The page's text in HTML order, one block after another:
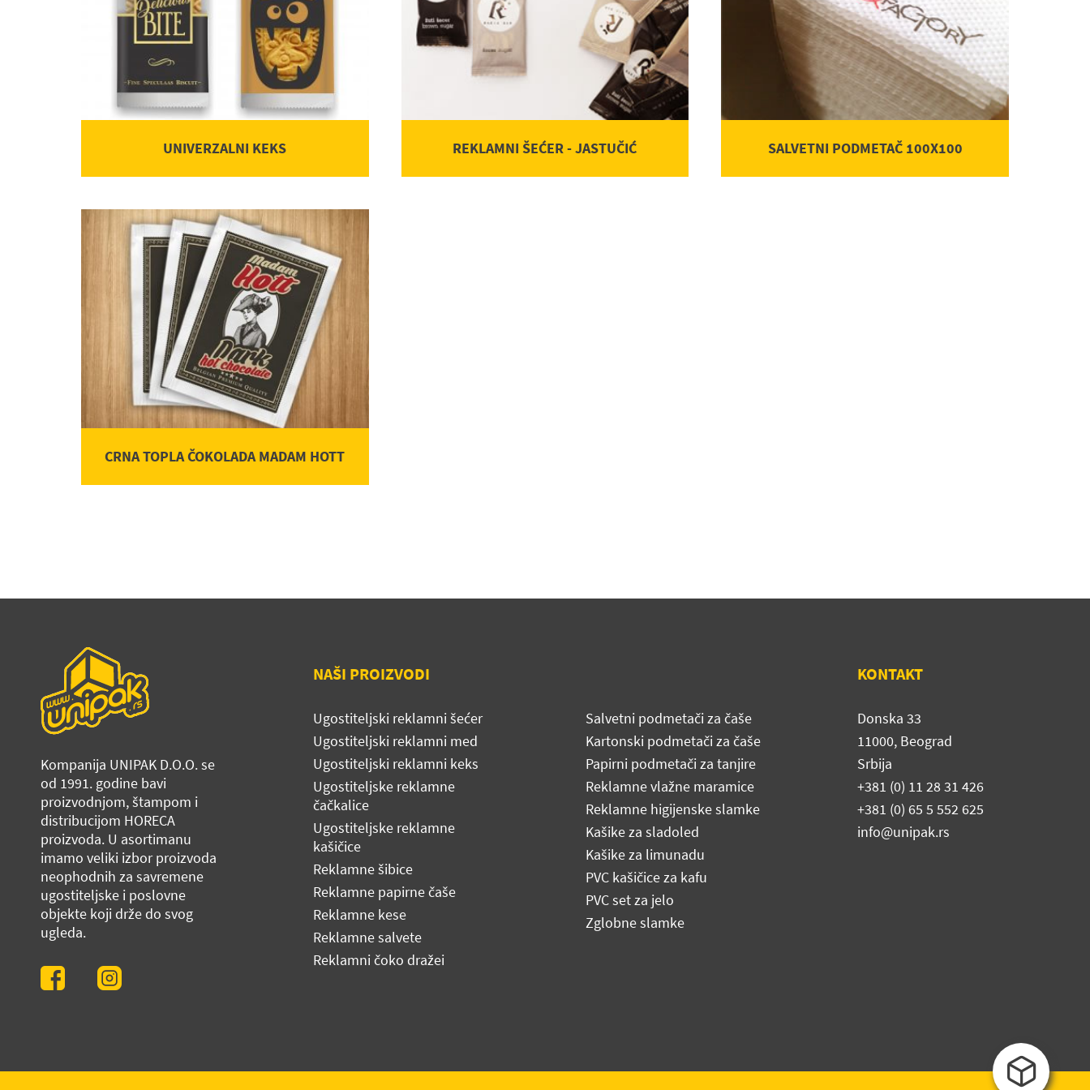
UNIVERZALNI KEKS REKLAMNI ŠEĆER - JASTUČIĆ SALVETNI PODMETAČ 100X100
CRNA TOPLA ČOKOLADA MADAM HOTT
Kompanija UNIPAK D.O.O. se
od 1991. godine bavi
proizvodnjom, štampom i
distribucijom HORECA
proizvoda. U asortimanu
imamo veliki izbor proizvoda
neophodnih za savremene
ugostiteljske i poslovne
objekte koji drže do svog
ugleda.
NAŠI PROIZVODI
Ugostiteljski reklamni šećer
Ugostiteljski reklamni med
Ugostiteljski reklamni keks
Ugostiteljske reklamne
čačkalice
Ugostiteljske reklamne
kašičice
Reklamne šibice
Reklamne papirne čaše
Reklamne kese
Reklamne salvete
Reklamni čoko dražei
Salvetni podmetači za čaše
Kartonski podmetači za čaše
Papirni podmetači za tanjire
Reklamne vlažne maramice
Reklamne higijenske slamke
Kašike za sladoled
Kašike za limunadu
PVC kašičice za kafu
PVC set za jelo
Zglobne slamke
KONTAKT
Donska 33
11000, Beograd
Srbija
+381 (0) 11 28 31 426
+381 (0) 65 5 552 625
info@unipak.rs